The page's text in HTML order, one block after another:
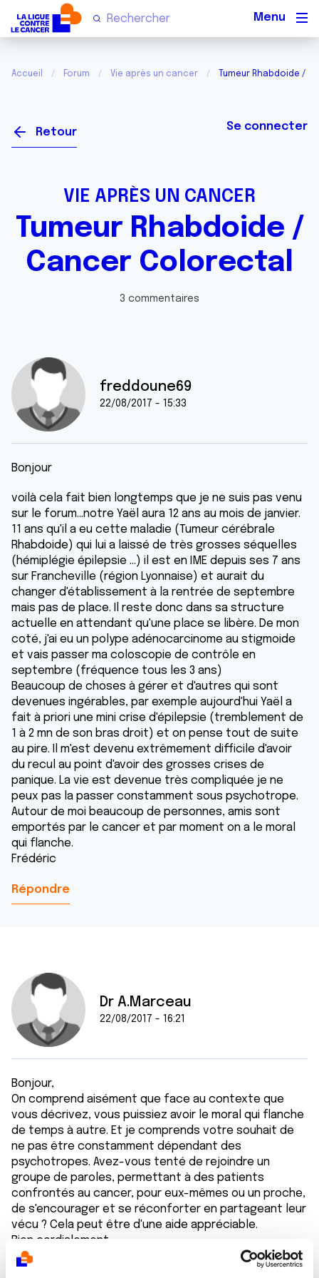
Accueil Forum Vie après un cancer Tumeur Rhabdoide /
Retour Se connecter
VIE APRÈS UN CANCER
Tumeur Rhabdoide /
Cancer Colorectal
3 commentaires
freddoune69
22/08/2017 - 15:33
Bonjour
voilà cela fait bien longtemps que je ne suis pas venu
sur le forum...notre Yaël aura 12 ans au mois de janvier.
11 ans qu'il a eu cette maladie (Tumeur cérébrale
Rhabdoide) qui lui a laissé de très grosses séquelles
(hémiplégie épilepsie ...) il est en IME depuis ses 7 ans
sur Francheville (région Lyonnaise) et aurait du
changer d'établissement à la rentrée de septembre
mais pas de place. Il reste donc dans sa structure
actuelle en attendant qu'une place se libère. De mon
coté, j'ai eu un polype adénocarcinome au stigmoide
et vais passer ma coloscopie de contrôle en
septembre (fréquence tous les 3 ans)
Beaucoup de choses à gérer et d'autres qui sont
devenues ingérables, par exemple aujourd'hui Yaël a
fait à priori une mini crise d'épilepsie (tremblement de
1 à 2 mn de son bras droit) et on pense tout de suite
au pire. Il m'est devenu extrêmement difficile d'avoir
du recul au point d'avoir des grosses crises de
panique. La vie est devenue très compliquée je ne
peux pas la passer constamment sous psychotrope.
Autour de moi beaucoup de personnes, amis sont
emportés par le cancer et par moment on a le moral
qui flanche.
Frédéric
Répondre
Dr A.Marceau
22/08/2017 - 16:21
Bonjour,
On comprend aisément que face au contexte que
vous décrivez, vous puissiez avoir le moral qui flanche
de temps à autre. Et je comprends votre souhait de
ne pas être constamment dépendant des
psychotropes. Avez-vous tenté de rejoindre un
groupe de paroles, permettant à des patients
confrontés au cancer, pour eux-mêmes ou un proche,
de s'encourager et se réconforter en partageant leur
vécu ? Cela peut être d'une aide appréciable.
Bien cordialement
Dr A.Marceau